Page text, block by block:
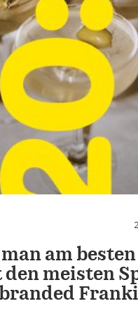
am besten
meisten
Franki